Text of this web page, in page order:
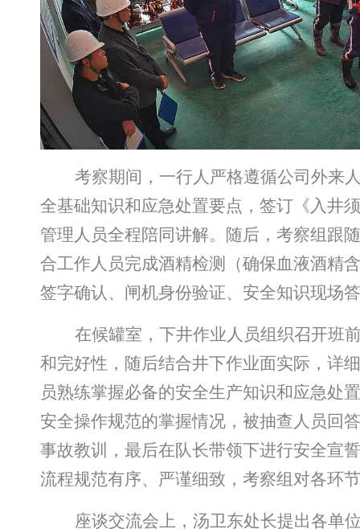
考察期间，一行人严格遵循公司外来
全基础知识和应急处置要点，签订《入井
管理人员全程陪同讲解。随后，考察组跟
合工作人员完成酒精检测（确保血液酒精
签字确认、闸机身份验证、安全知识现场
在候罐室，下井作业人员组织召开班
和完好性，随后结合井下作业面实际，详
员熟练掌握必备的安全生产知识和应急处
安全操作规范的掌握情况，被抽查人员回
事故教训，最后在队长带领下进行安全宣
流程规范有序、严谨细致，考察组对各环
座谈交流会上，汤卫东处长提出各单